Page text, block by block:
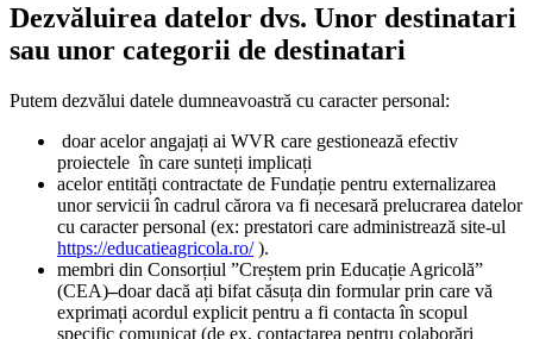
Dezvăluirea datelor dvs. Unor destinatari
sau unor categorii de destinatari
Putem dezvălui datele dumneavoastră cu caracter personal:
doar acelor angajați ai WVR care gestionează efectiv
proiectele în care sunteți implicați
acelor entități contractate de Fundație pentru externalizarea
unor servicii în cadrul cărora va fi necesară prelucrarea datelor
cu caracter personal (ex: prestatori care administrează site-ul
https://educatieagricola.ro/).
membri din Consorțiul ”Creștem prin Educație Agricolă”
(CEA)–doar dacă ați bifat căsuța din formular prin care vă
exprimați acordul explicit pentru a fi contacta în scopul
specific comunicat (de ex. contactarea pentru colaborări